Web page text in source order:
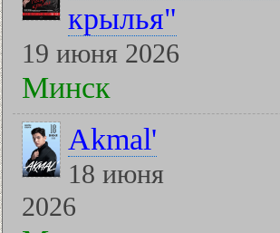
крылья"
19 июня 2026
Минск
Akmal'
18 июня
2026